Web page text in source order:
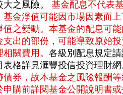
大之風險。 基金配息不代表
基金淨值可能因市場因素而
值之變動。本基金的配息可
支出的部份，可能導致原始
相關費用。 各級別配息規定
表格詳見滙豐投信投資理財
債券，故本基金之風險報酬
申購前詳閱基金公開說明書